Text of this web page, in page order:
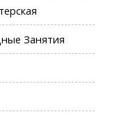
Занятия